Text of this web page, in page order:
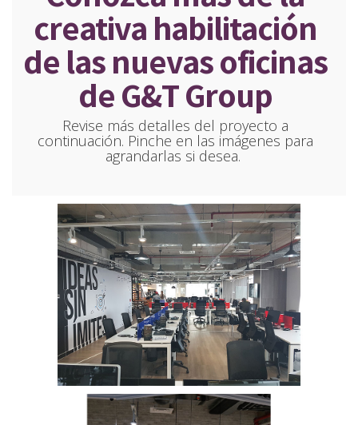
creativa habilitación
de las nuevas oficinas
de G&T Group
Revise más detalles del proyecto a
continuación. Pinche en las imágenes para
agrandarlas si desea.